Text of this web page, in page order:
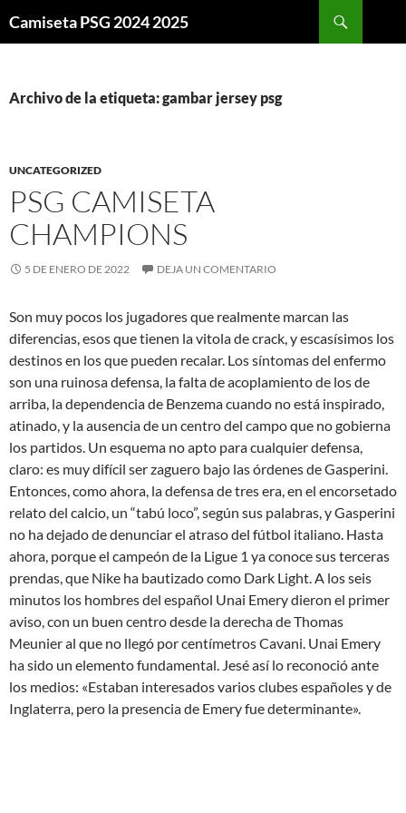
Camiseta PSG 2024 2025
Archivo de la etiqueta: gambar jersey psg
UNCATEGORIZED
PSG CAMISETA
CHAMPIONS
5 DE ENERO DE 2022 DEJA UN COMENTARIO
Son muy pocos los jugadores que realmente marcan las
diferencias, esos que tienen la vitola de crack, y escasísimos los
destinos en los que pueden recalar. Los síntomas del enfermo
son una ruinosa defensa, la falta de acoplamiento de los de
arriba, la dependencia de Benzema cuando no está inspirado,
atinado, y la ausencia de un centro del campo que no gobierna
los partidos. Un esquema no apto para cualquier defensa,
claro: es muy difícil ser zaguero bajo las órdenes de Gasperini.
Entonces, como ahora, la defensa de tres era, en el encorsetado
relato del calcio, un “tabú loco”, según sus palabras, y Gasperini
no ha dejado de denunciar el atraso del fútbol italiano. Hasta
ahora, porque el campeón de la Ligue 1 ya conoce sus terceras
prendas, que Nike ha bautizado como Dark Light. A los seis
minutos los hombres del español Unai Emery dieron el primer
aviso, con un buen centro desde la derecha de Thomas
Meunier al que no llegó por centímetros Cavani. Unai Emery
ha sido un elemento fundamental. Jesé así lo reconoció ante
los medios: «Estaban interesados varios clubes españoles y de
Inglaterra, pero la presencia de Emery fue determinante».